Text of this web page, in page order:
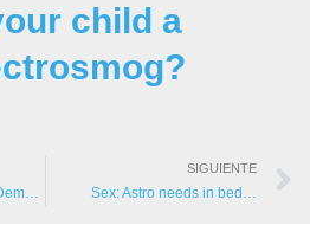
child a
Snoring and Alzheimers, Dementia: Do you snore?
SIGUIENTE
Sex: Astro needs in bed…